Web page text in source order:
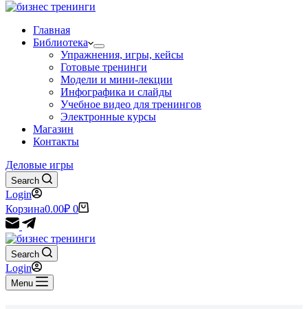
Главная
Библиотека
Упражнения, игры, кейсы
Готовые тренинги
Модели и мини-лекции
Инфографика и слайды
Учебное видео для тренингов
Электронные курсы
Магазин
Контакты
Деловые игры
Search
Login
Корзина0.00₽ 0
Search
Login
Menu